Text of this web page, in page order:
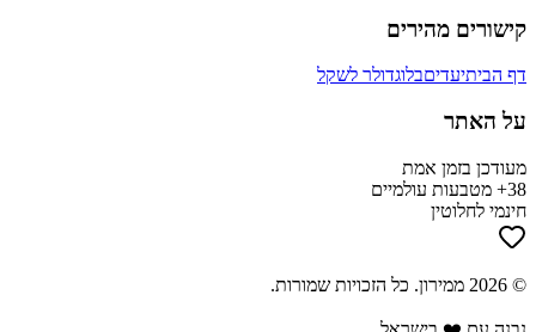
קישורים מהירים
דף הביתיעדיםבלוגדולר לשקל
על האתר
מעודכן בזמן אמת
38+ מטבעות עולמיים
חינמי לחלוטין
©
2026 ממירון. כל הזכויות שמורות.